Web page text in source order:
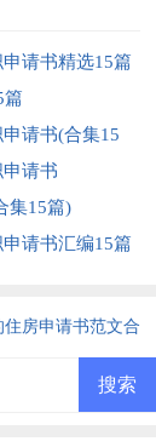
请书精选15篇
篇
请书(合集15
请书
集15篇)
请书汇编15篇
住房申请书范文合